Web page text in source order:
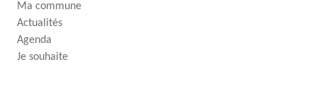
Ma commune
Actualités
Agenda
Je souhaite